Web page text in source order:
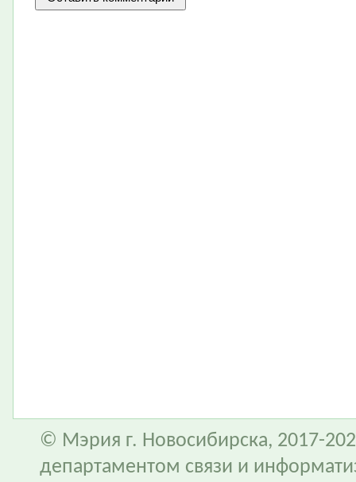
© Мэрия г. Новосибирска, 2017-
департаментом связи и